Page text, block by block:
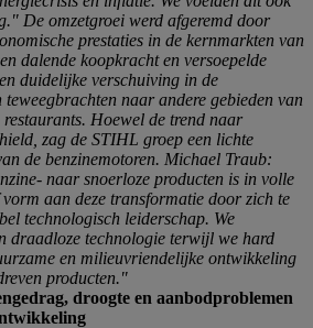
De omzetgroei werd afgeremd door
prestaties in de kernmarkten van
dalende koopkracht en versoepelde
duidelijke verschuiving in de
teweegbrachten naar andere gebieden van
restaurants. Hoewel de trend naar
zag de STIHL groep een lichte
de benzinemotoren. Michael Traub:
naar snoerloze producten is in volle
aan deze transformatie door zich te
technologisch leiderschap. We
draadloze technologie terwijl we hard
en milieuvriendelijke ontwikkeling
producten."
droogte en aanbodproblemen